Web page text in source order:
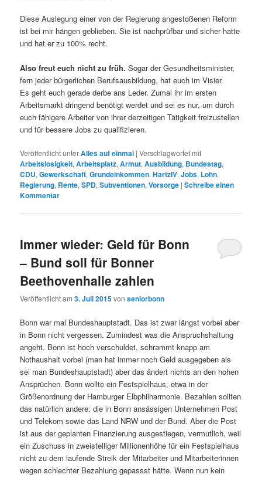
Diese Auslegung einer von der Regierung angestoßenen Reform
ist bei mir hängen geblieben. Sie ist nachprüfbar und sicher hatte
und hat er zu 100% recht.
Also freut euch nicht zu früh. Sogar der Gesundheitsminister,
fern jeder bürgerlichen Berufsausbildung, hat euch im Visier.
Es geht euch gerade derbe ans Leder. Zumal ihr im ersten
Arbeitsmarkt dringend benötigt werdet und sei es nur, um durch
euch fähigere Arbeiter von ihrer derzeitigen Tätigkeit freizustellen
und für bessere Jobs zu qualifizieren.
Veröffentlicht unterAlles auf einmal |Verschlagwortet mit
Arbeitslosigkeit,Arbeitsplatz,Armut,Ausbildung, Bundestag,
CDU,Gewerkschaft,Grundeinkommen,HartzIV,Jobs, Lohn,
Regierung, Rente,SPD,Subventionen,Vorsorge |Schreibe einen
Kommentar
Immer wieder: Geld für Bonn
– Bund soll für Bonner
Beethovenhalle zahlen
Veröffentlicht am3. Juli 2015vonseniorbonn
Bonn war mal Bundeshauptstadt. Das ist zwar längst vorbei aber
in Bonn nicht vergessen. Zumindest was die Anspruchshaltung
angeht. Bonn ist hoch verschuldet, schrammt knapp am
Nothaushalt vorbei (man hat immer noch Geld ausgegeben als
sei man Bundeshauptstadt) aber das ändert nichts an den hohen
Ansprüchen. Bonn wollte ein Festspielhaus, etwa in der
Größenordnung der Hamburger Elbphilharmonie. Bezahlen sollten
das natürlich andere: die in Bonn ansässigen Unternehmen Post
und Telekom sowie das Land NRW und der Bund. Aber die Post
ist aus der geplanten Finanzierung ausgestiegen, vermutlich, weil
ein Zuschuss in zweistelliger Millionenhöhe für ein Festspielhaus
nicht zu dem laufende Streik der Mitarbeiter und Mitarbeiterinnen
wegen schlechter Bezahlung gepassst hätte. Wenn nun kein